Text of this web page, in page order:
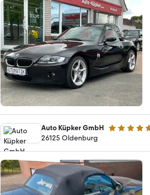
Auto Küpker GmbH 5 Sterne
26125 Oldenburg